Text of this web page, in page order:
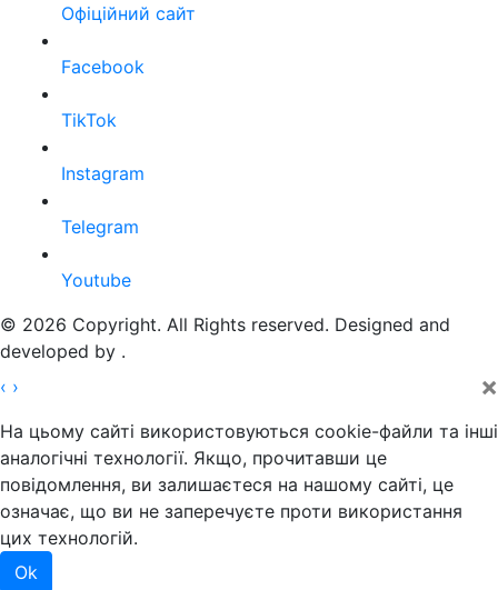
Офіційний сайт
Facebook
TikTok
Instagram
Telegram
Youtube
© 2026 Copyright. All Rights reserved. Designed and
developed by .
‹ › ×
На цьому сайті використовуються cookie-файли та інші
аналогічні технології. Якщо, прочитавши це
повідомлення, ви залишаєтеся на нашому сайті, це
означає, що ви не заперечуєте проти використання
цих технологій.
Ok